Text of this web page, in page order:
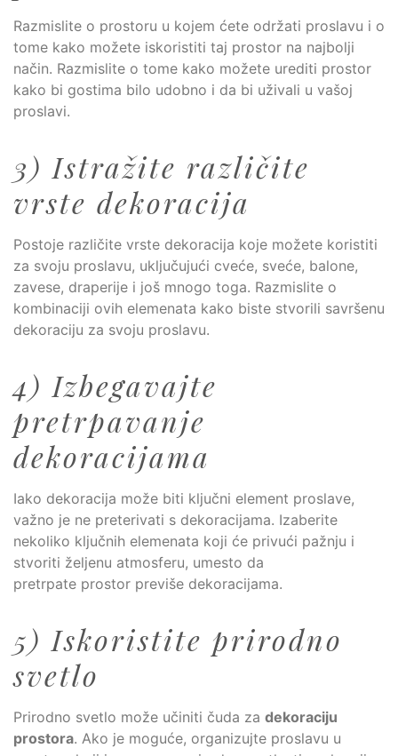
Razmislite o prostoru u kojem ćete održati proslavu i o
tome kako možete iskoristiti taj prostor na najbolji
način. Razmislite o tome kako možete urediti prostor
kako bi gostima bilo udobno i da bi uživali u vašoj
proslavi.
3) Istražite različite
vrste dekoracija
Postoje različite vrste dekoracija koje možete koristiti
za svoju proslavu, uključujući cveće, sveće, balone,
zavese, draperije i još mnogo toga. Razmislite o
kombinaciji ovih elemenata kako biste stvorili savršenu
dekoraciju za svoju proslavu.
4) Izbegavajte
pretrpavanje
dekoracijama
Iako dekoracija može biti ključni element proslave,
važno je ne preterivati s dekoracijama. Izaberite
nekoliko ključnih elemenata koji će privući pažnju i
stvoriti željenu atmosferu, umesto da
pretrpate prostor previše dekoracijama.
5) Iskoristite prirodno
svetlo
Prirodno svetlo može učiniti čuda za dekoraciju
prostora. Ako je moguće, organizujte proslavu u